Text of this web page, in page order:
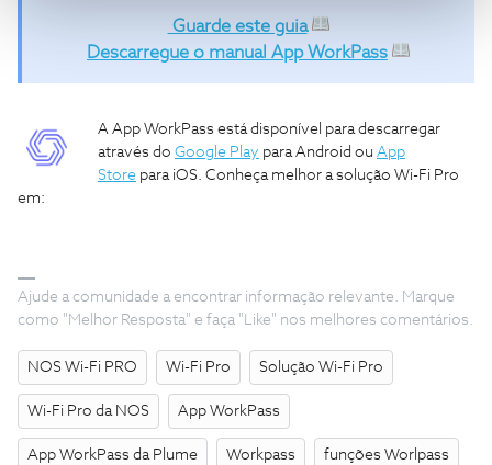
Guarde este guia
Descarregue o manual App WorkPass
A App WorkPass está disponível para descarregar
através do Google Play para Android ou App
Store para iOS. Conheça melhor a solução Wi-Fi Pro
em:
Ajude a comunidade a encontrar informação relevante. Marque
como "Melhor Resposta" e faça "Like" nos melhores comentários.
NOS Wi-Fi PRO Wi-Fi Pro Solução Wi-Fi Pro
Wi-Fi Pro da NOS App WorkPass
App WorkPass da Plume Workpass funções Worlpass